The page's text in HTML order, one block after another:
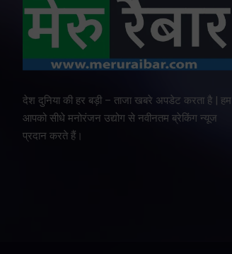
देश दुनिया की हर बड़ी – ताजा खबरे अपडेट करता है | हम
आपको सीधे मनोरंजन उद्योग से नवीनतम ब्रेकिंग न्यूज
प्रदान करते हैं।